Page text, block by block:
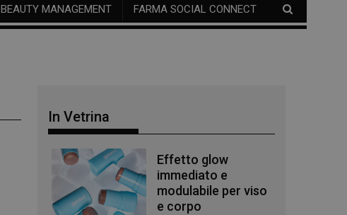
BEAUTY MANAGEMENT FARMA SOCIAL CONNECT
In Vetrina
Effetto glow
immediato e
modulabile per viso
e corpo